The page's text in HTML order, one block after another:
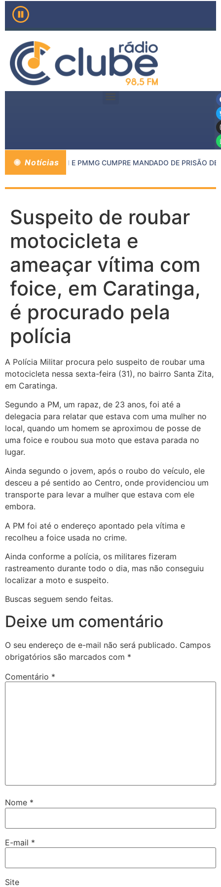
Notícias
MP DE INHAPIM E PMMG CUMPRE MANDADO DE PRISÃO DE
Suspeito de roubar
motocicleta e
ameaçar vítima com
foice, em Caratinga,
é procurado pela
polícia
A Polícia Militar procura pelo suspeito de roubar uma
motocicleta nessa sexta-feira (31), no bairro Santa Zita,
em Caratinga.
Segundo a PM, um rapaz, de 23 anos, foi até a
delegacia para relatar que estava com uma mulher no
local, quando um homem se aproximou de posse de
uma foice e roubou sua moto que estava parada no
lugar.
Ainda segundo o jovem, após o roubo do veículo, ele
desceu a pé sentido ao Centro, onde providenciou um
transporte para levar a mulher que estava com ele
embora.
A PM foi até o endereço apontado pela vítima e
recolheu a foice usada no crime.
Ainda conforme a polícia, os militares fizeram
rastreamento durante todo o dia, mas não conseguiu
localizar a moto e suspeito.
Buscas seguem sendo feitas.
Deixe um comentário
O seu endereço de e-mail não será publicado. Campos
obrigatórios são marcados com *
Comentário *
Nome *
E-mail *
Site